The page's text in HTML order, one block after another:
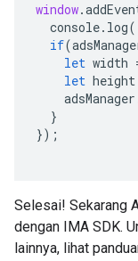
window.
console. log(
if(
let width
let height
adsManager
}
});
Selesai! Sekarang
dengan IMA SDK.
lainnya, lihat